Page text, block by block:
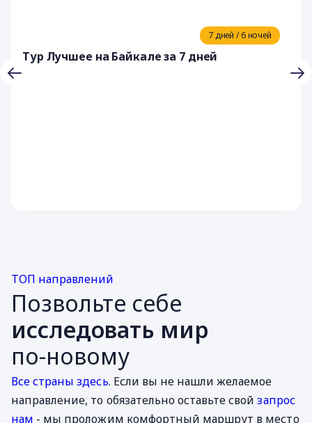
7 дней / 6 ночей
Тур Лучшее на Байкале за 7 дней
ТОП направлений
Позвольте себе
исследовать мир
по-новому
Все страны здесь. Если вы не нашли желаемое
направление, то обязательно оставьте свойзапрос
нам - мы проложим комфортный маршрут в место